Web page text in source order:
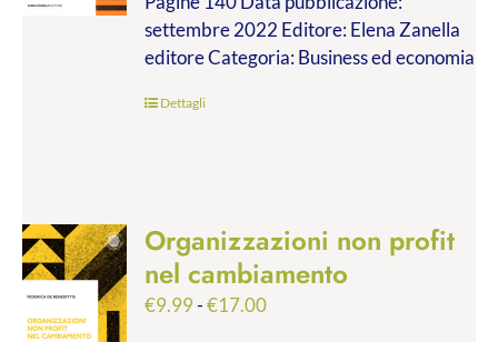
€9.99
a
€19.00
settembre 2022 Editore: Elena Zanella
editore Categoria: Business ed economia
Dettagli
Organizzazioni non profit
nel cambiamento
€9.99-€17.00Fascia